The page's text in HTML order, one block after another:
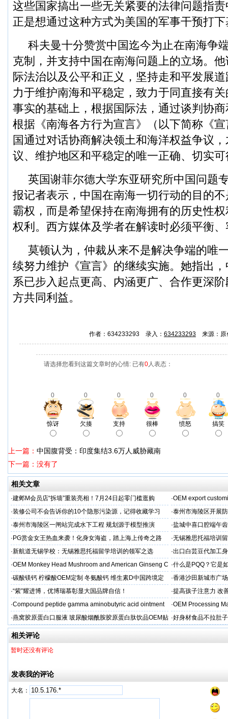
这些国家搞出一些无关紧要的法律问题指
正是想通过这种方式为美国的军事干预打
科夫曼十分赞赏中国迄今为止在南海争
克制，并支持中国在南海问题上的立场。
际法治以及公平和正义，坚持走和平发展
力于维护南海和平稳定，致力于同直接有
事实的基础上，根据国际法，通过谈判协
根据《南海各方行为宣言》（以下简称《
国通过对话协商解决领土和海洋权益争议
议、维护地区和平稳定的唯一正确、切实
英国谢菲尔德大学东亚研究所中国问题
报记者表示，中国在南海一切行动的目的
霸权，而是希望保持在南海拥有的历史性
权利。西方媒体及学者在解读时必须平衡
莫顿认为，仲裁从来不是解决争端的唯
续努力维护《宣言》的继续实施。她指出
系已步入起点更高、内涵更广、合作更深
方共同利益。
作者：634233293 录入： 634233293 来源：
请选择您看到这篇文章时的心情: 已有0人表态：
0 0 0 0 0 0
惊讶 欠揍 支持 很棒 愤怒 搞笑
上一篇： 中国腹背受：印度集结3.6万人威胁藏南
下一篇：没有了
相关文章
·建邺M会员店“拆墙”重装亮相！7月24日起零门槛逛购 ·OEM export
·装修公司不会告诉你的10个隐形污染源，记得收藏学习 ·泰州市海陵区开展
·泰州市海陵区一闸站完成水下工程 规划源于模型推演 ·盐城中喜口腔端午
礼，种出健康长寿牙
· PG赏金女王热血来袭！化身女海盗，踏上海上传奇之路 ·无锡雅思托福培训
·新航道无锡学校：无锡雅思托福留学培训的领军之选 ·出口白芸豆代加工
贴牌
·OEM Monkey Head Mushroom and American Ginseng C
aps
·什么是PQQ？它是
·碳酸镁钙 柠檬酸OEM定制 冬氨酸钙 维生素D中国跨境定
制
·香港沙田新城市广
·“紫”耀进博，优博瑞慕彰显大国品牌自信！ ·提高孩子注意力 改
·Compound peptide gamma aminobutyric acid ointment ·OEM Processing
·燕窝胶原蛋白口服液 玻尿酸烟酰胺胶原蛋白肽饮品OEM贴
牌
·好身材食品不拉肚
相关评论
暂时还没有评论
发表我的评论
大名：